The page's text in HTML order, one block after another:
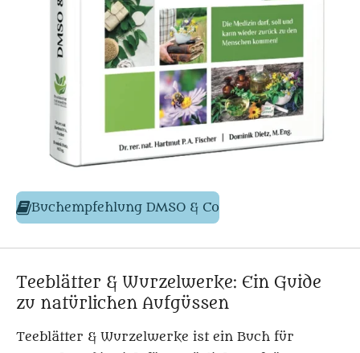
Buchempfehlung DMSO & Co
Teeblätter & Wurzelwerke: Ein Guide
zu natürlichen Aufgüssen
Teeblätter & Wurzelwerke ist ein Buch für